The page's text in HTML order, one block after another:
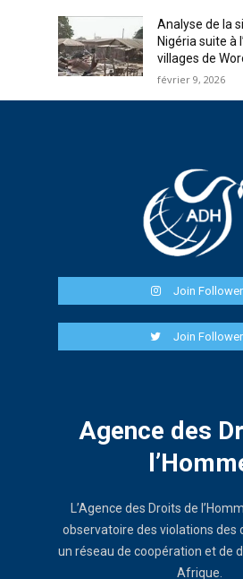
Analyse de la
Nigéria suite à
villages de
février 9, 2026
Join
Join
Agence des
L’Agence des Droits de
observatoire des violations des
un réseau de coopération et de
Afrique.